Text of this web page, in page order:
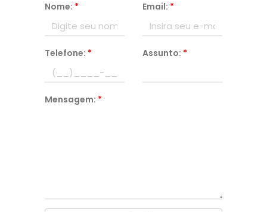
Nome: * Email: *
Telefone: * Assunto: *
Mensagem: *